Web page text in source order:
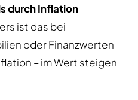
durch Inflation
ist das bei
oder Finanzwerten
– im Wert steigen